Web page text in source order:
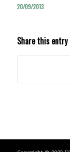
20/09/2013
Share this entry